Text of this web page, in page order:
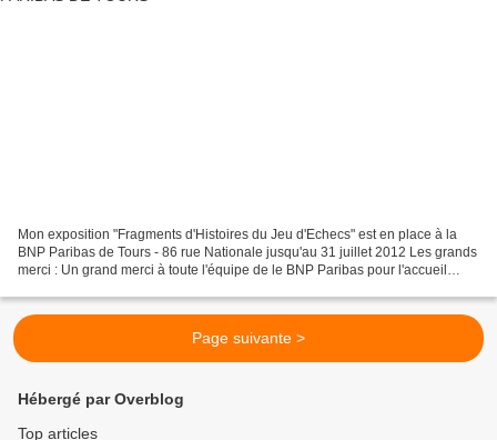
Mon exposition "Fragments d'Histoires du Jeu d'Echecs" est en place à la
BNP Paribas de Tours - 86 rue Nationale jusqu'au 31 juillet 2012 Les grands
merci : Un grand merci à toute l'équipe de le BNP Paribas pour l'accueil
Page suivante >
Hébergé par Overblog
Top articles